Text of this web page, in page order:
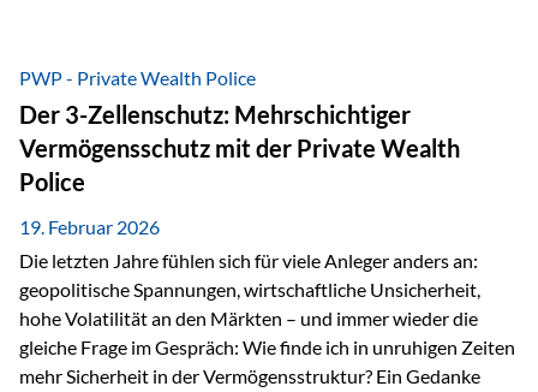
Währungen: +11,5 % Bereits 2025 war ein außergewöhnlich
starkes Jahr: +64,4 % in USD Durchschnitt über alle
Währungen: +56,6 % Langfristig zeigt sich ebenfalls ein
solides…
PWP - Private Wealth Police
Der 3-Zellenschutz: Mehrschichtiger
Vermögensschutz mit der Private Wealth
Police
19. Februar 2026
Die letzten Jahre fühlen sich für viele Anleger anders an:
geopolitische Spannungen, wirtschaftliche Unsicherheit,
hohe Volatilität an den Märkten – und immer wieder die
gleiche Frage im Gespräch: Wie finde ich in unruhigen Zeiten
mehr Sicherheit in der Vermögensstruktur? Ein Gedanke